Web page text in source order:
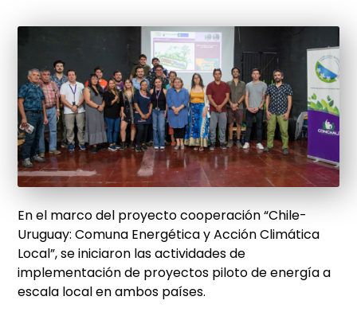
En el marco del proyecto cooperación “Chile-
Uruguay: Comuna Energética y Acción Climática
Local”, se iniciaron las actividades de
implementación de proyectos piloto de energía a
escala local en ambos países.